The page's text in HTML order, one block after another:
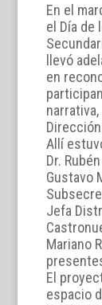
En el
el Día de
llevó
en
Allí
Dr.
Gustavo
Jefa
Mariano
El
espacio